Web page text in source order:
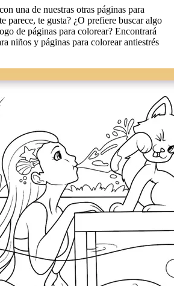
una de nuestras otras páginas para
parece, te gusta? ¿O prefiere buscar algo
de páginas para colorear? Encontrará
niños y páginas para colorear antiestrés